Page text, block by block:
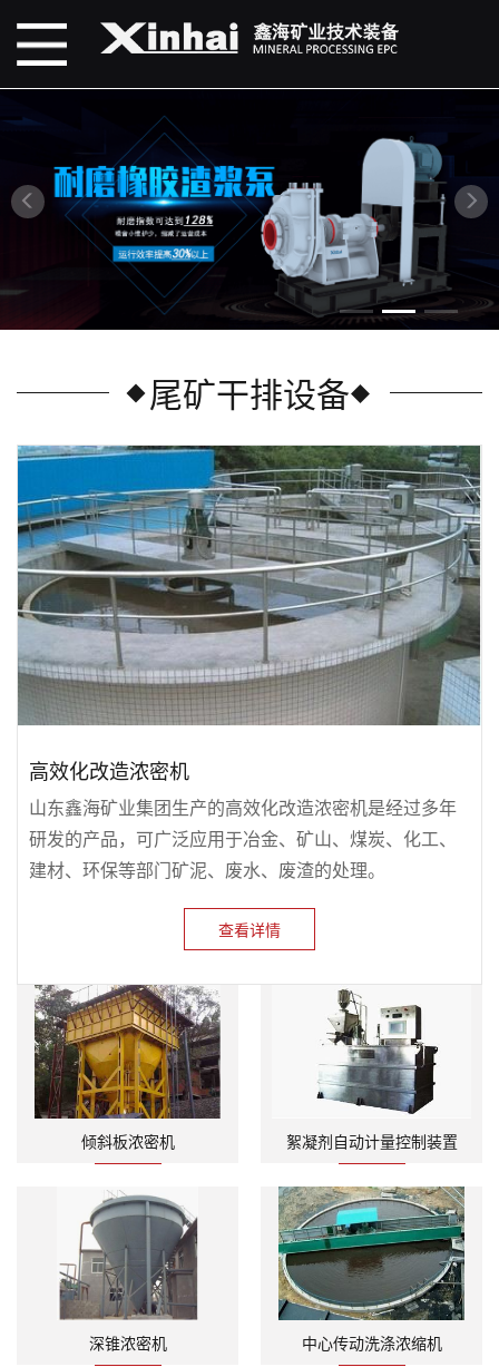
尾矿干排设备
高效化改造浓密机
山东鑫海矿业集团生产的高效化改造浓密机是经过多年
研发的产品，可广泛应用于冶金、矿山、煤炭、化工、
建材、环保等部门矿泥、废水、废渣的处理。
查看详情
倾斜板浓密机
深锥浓密机
絮凝剂自动计量控制装置
中心传动洗涤浓缩机